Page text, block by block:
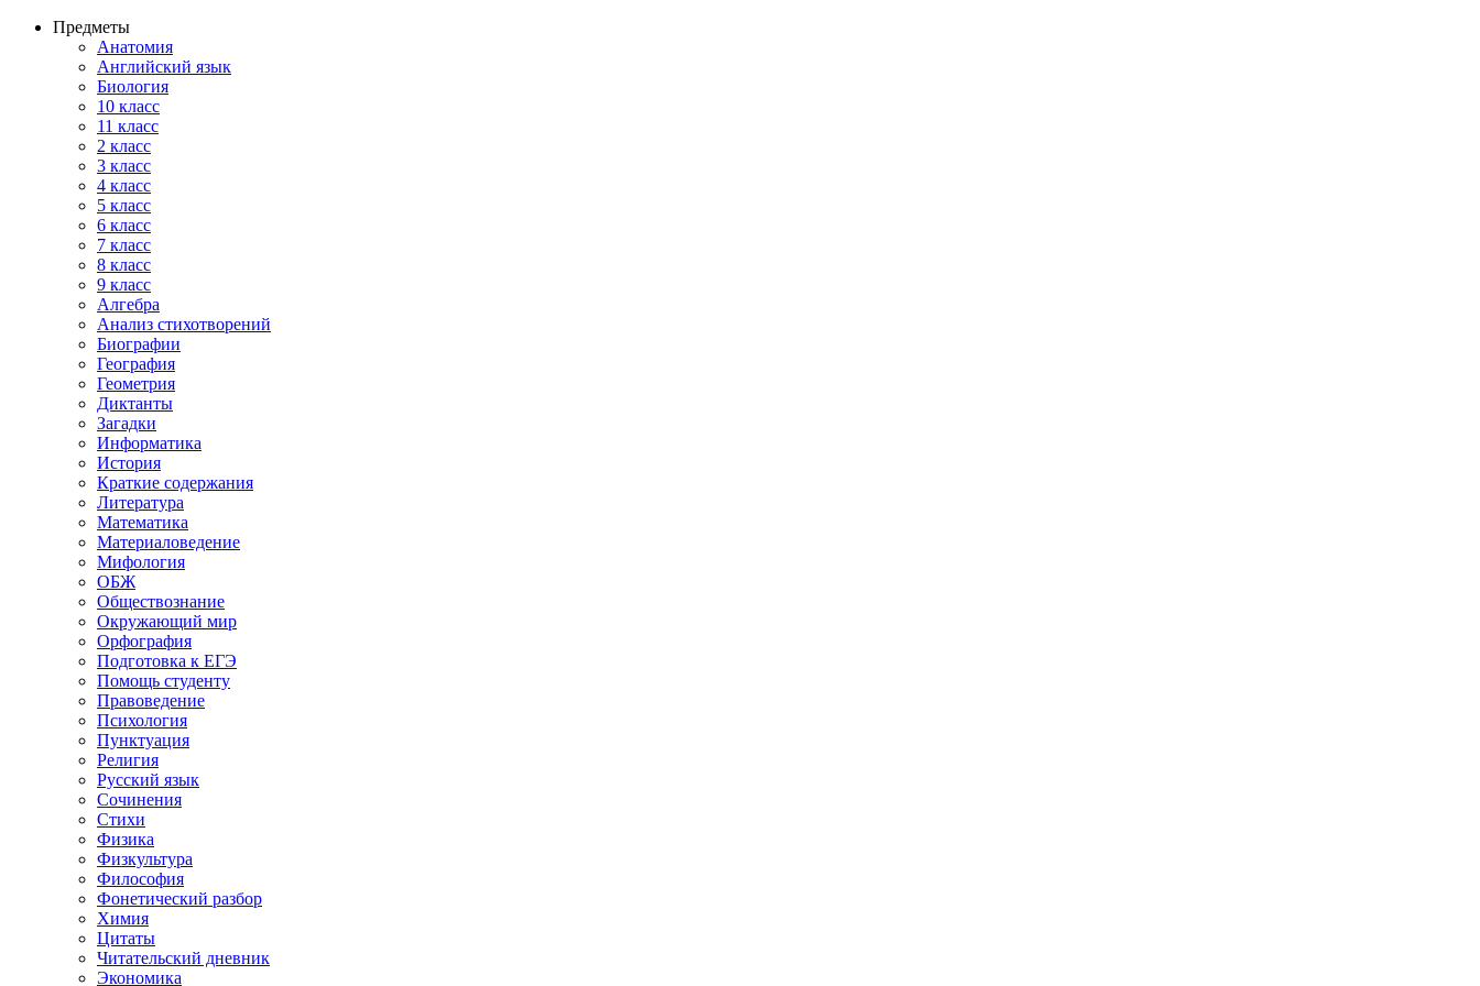
Предметы
Анатомия
Английский язык
Биология
10 класс
11 класс
2 класс
3 класс
4 класс
5 класс
6 класс
7 класс
8 класс
9 класс
Алгебра
Анализ стихотворений
Биографии
География
Геометрия
Диктанты
Загадки
Информатика
История
Краткие содержания
Литература
Математика
Материаловедение
Мифология
ОБЖ
Обществознание
Окружающий мир
Орфография
Подготовка к ЕГЭ
Помощь студенту
Правоведение
Психология
Пунктуация
Религия
Русский язык
Сочинения
Стихи
Физика
Физкультура
Философия
Фонетический разбор
Химия
Цитаты
Читательский дневник
Экономика